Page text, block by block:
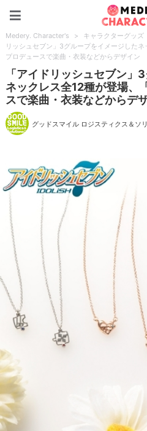
Medery. Character's > キャラクターグッズ
リッシュセブン」3グループをイメージしたネ
プロデュースで楽曲・衣装などからデザイン
「アイドリッシュセブン」
ネックレス全12種が登場、
スで楽曲・衣装などからデ
グッドスマイル ロジスティクス＆ソ